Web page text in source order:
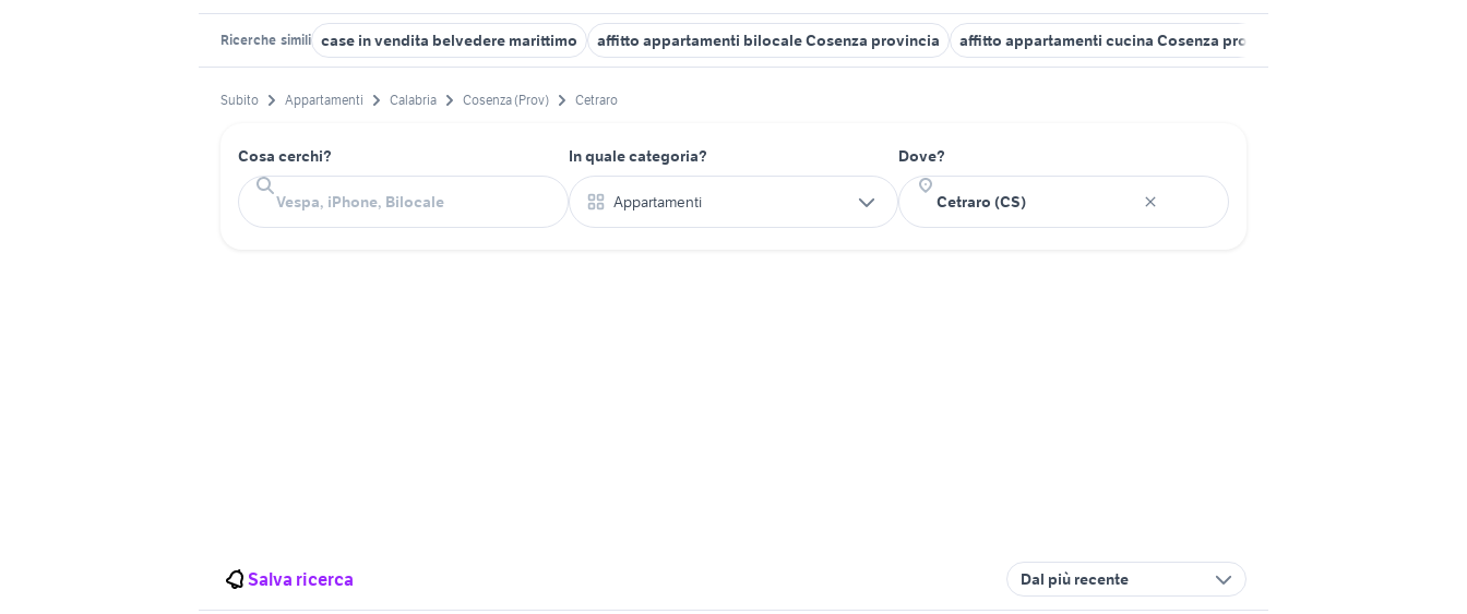
Ricerche simili case in vendita belvedere marittimo affitto appartamenti bilocale Cosenza provincia affitto appartamenti cucina Cosenza provincia
Subito Appartamenti Calabria Cosenza (Prov) Cetraro
Cosa cerchi? In quale categoria?
Appartamenti
Dove?
Salva ricerca Dal più recente